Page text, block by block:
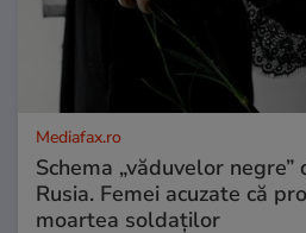
Mediafax.ro
Schema „văduvelor negre”
Rusia. Femei acuzate că
moartea soldaților